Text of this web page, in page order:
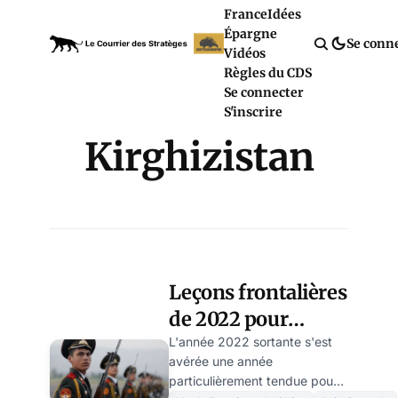
FranceIdées
Épargne
Vidéos
Règles du CDS
Se connecter
S'inscrire
Se
Kirghizistan
Leçons frontalières
de 2022 pour
l’avenir de l’Asie
centrale, par
L'année 2022 sortante s'est
avérée une année
particulièrement tendue pour